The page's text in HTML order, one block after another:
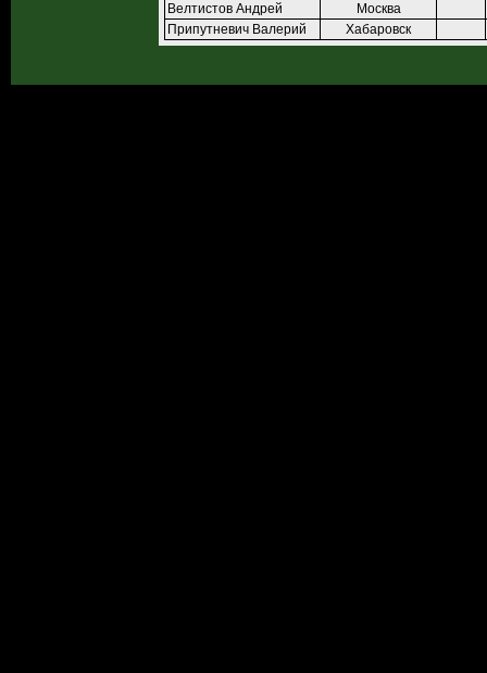
Велтистов Андрей
Москва
Припутневич Валерий
Хабаровск